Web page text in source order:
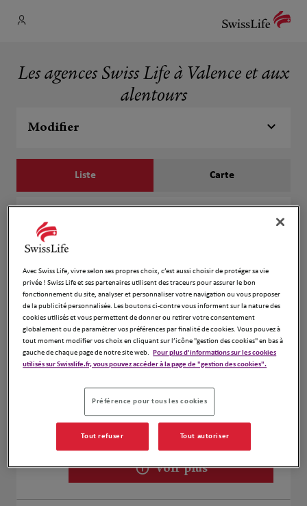
Les agences Swiss Life à Valence et aux
alentours
Modifier
Liste Carte
1
Fermé actuellement
Numéro
Voir plus
26500 Bourg lès Valence
Fermé actuellement
Numéro
Voir plus
Avec Swiss Life, vivre selon ses propres choix, c’est aussi choisir de protéger sa vie
privée ! Swiss Life et ses partenaires utilisent des traceurs pour assurer le bon
fonctionnement du site, analyser et personnaliser votre navigation ou vous proposer
de la publicité personnalisée. Les boutons ci-contre vous informent sur la nature des
cookies utilisés et vous permettent de donner ou retirer votre consentement
globalement ou de paramétrer vos préférences par finalité de cookies. Vous pouvez à
tout moment modifier vos choix en cliquant sur l’icône "gestion des cookies" en bas à
gauche de chaque page de notre site web. Pour plus d'informations sur les cookies
utilisés sur Swisslife.fr, vous pouvez accéder à la page de "gestion des cookies".
Préférence pour tous les cookies
Tout refuser Tout autoriser